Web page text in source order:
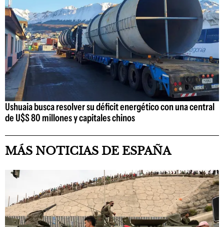
Ushuaia busca resolver su déficit energético con una central
de U$S 80 millones y capitales chinos
MÁS NOTICIAS DE ESPAÑA